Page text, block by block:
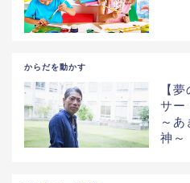
からだを動かす
【
サー
～
神～